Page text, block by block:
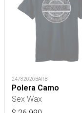
24782026BARB
Polera Camo
Sex Wax